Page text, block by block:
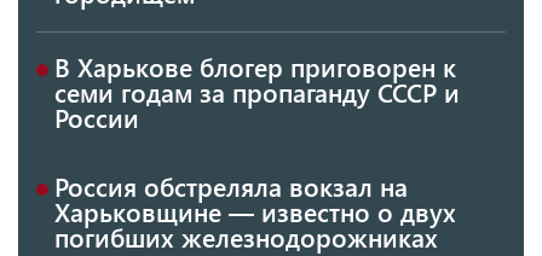
В Харькове блогер приговорен к
семи годам за пропаганду СССР и
России
Россия обстреляла вокзал на
Харьковщине — известно о двух
погибших железнодорожниках